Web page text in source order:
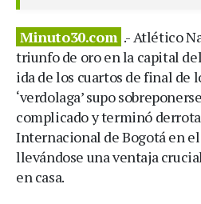
Minuto30.com .- Atlético
triunfo de oro en la capital
ida de los cuartos de final de
‘verdolaga’ supo
complicado y terminó
Internacional de Bogotá en
llevándose una ventaja
en casa.